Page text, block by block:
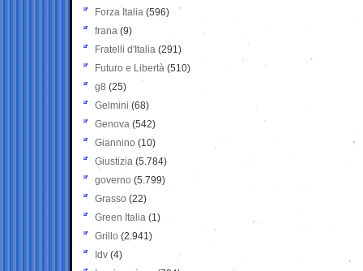
Forza Italia (596)
frana (9)
Fratelli d'Italia (291)
Futuro e Libertà (510)
g8 (25)
Gelmini (68)
Genova (542)
Giannino (10)
Giustizia (5.784)
governo (5.799)
Grasso (22)
Green Italia (1)
Grillo (2.941)
Idv (4)